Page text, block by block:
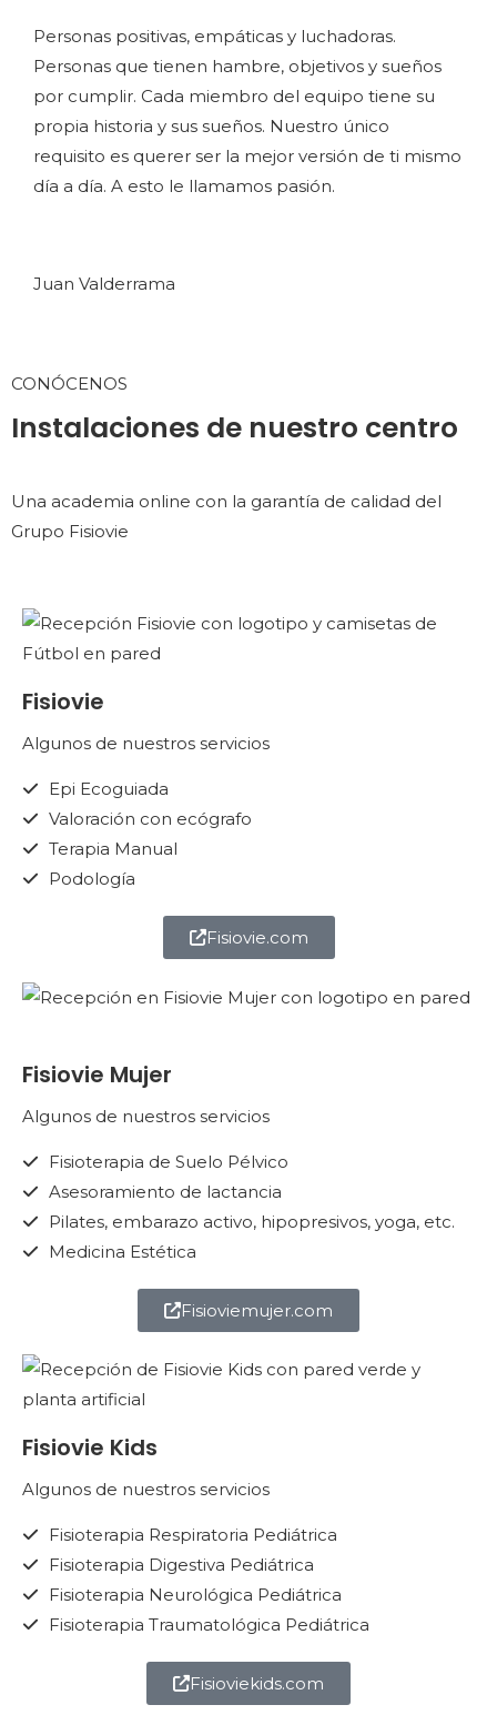
Personas positivas, empáticas y luchadoras.
Personas que tienen hambre, objetivos y sueños
por cumplir. Cada miembro del equipo tiene su
propia historia y sus sueños. Nuestro único
requisito es querer ser la mejor versión de ti mismo
día a día. A esto le llamamos pasión.
Juan Valderrama
CONÓCENOS
Instalaciones de nuestro centro
Una academia online con la garantía de calidad del
Grupo Fisiovie
Fisiovie
Algunos de nuestros servicios
Epi Ecoguiada
Valoración con ecógrafo
Terapia Manual
Podología
Fisiovie.com
Fisiovie Mujer
Algunos de nuestros servicios
Fisioterapia de Suelo Pélvico
Asesoramiento de lactancia
Pilates, embarazo activo, hipopresivos, yoga, etc.
Medicina Estética
Fisioviemujer.com
Fisiovie Kids
Algunos de nuestros servicios
Fisioterapia Respiratoria Pediátrica
Fisioterapia Digestiva Pediátrica
Fisioterapia Neurológica Pediátrica
Fisioterapia Traumatológica Pediátrica
Fisioviekids.com